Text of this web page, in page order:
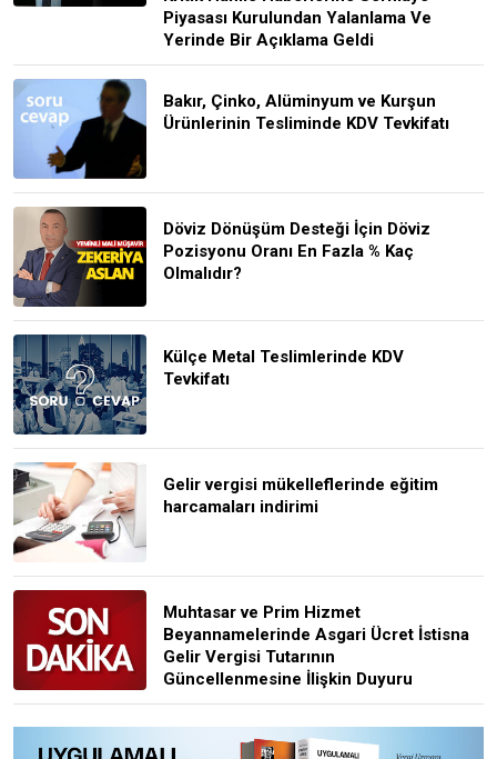
Piyasası Kurulundan Yalanlama Ve
Yerinde Bir Açıklama Geldi
Bakır, Çinko, Alüminyum ve Kurşun
Ürünlerinin Tesliminde KDV Tevkifatı
Döviz Dönüşüm Desteği İçin Döviz
Pozisyonu Oranı En Fazla % Kaç
Olmalıdır?
Külçe Metal Teslimlerinde KDV
Tevkifatı
Gelir vergisi mükelleflerinde eğitim
harcamaları indirimi
Muhtasar ve Prim Hizmet
Beyannamelerinde Asgari Ücret İstisna
Gelir Vergisi Tutarının
Güncellenmesine İlişkin Duyuru